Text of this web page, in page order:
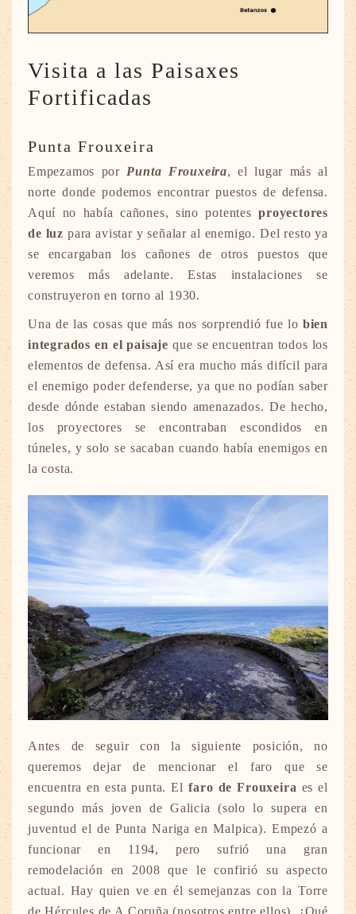
Visita a las Paisaxes
Fortificadas
Punta Frouxeira
Empezamos por Punta Frouxeira, el lugar más al
norte donde podemos encontrar puestos de defensa.
Aquí no había cañones, sino potentesproyectores
de luz para avistar y señalar al enemigo. Del resto ya
se encargaban los cañones de otros puestos que
veremos más adelante. Estas instalaciones se
construyeron en torno al 1930.
Una de las cosas que más nos sorprendió fue lo bien
integrados en el paisaje que se encuentran todos los
elementos de defensa. Así era mucho más difícil para
el enemigo poder defenderse, ya que no podían saber
desde dónde estaban siendo amenazados. De hecho,
los proyectores se encontraban escondidos en
túneles, y solo se sacaban cuando había enemigos en
la costa.
Antes de seguir con la siguiente posición, no
queremos dejar de mencionar el faro que se
encuentra en esta punta. Elfaro de Frouxeira es el
segundo más joven de Galicia (solo lo supera en
juventud el de Punta Nariga en Malpica). Empezó a
funcionar en 1194, pero sufrió una gran
remodelación en 2008 que le confirió su aspecto
actual. Hay quien ve en él semejanzas con la Torre